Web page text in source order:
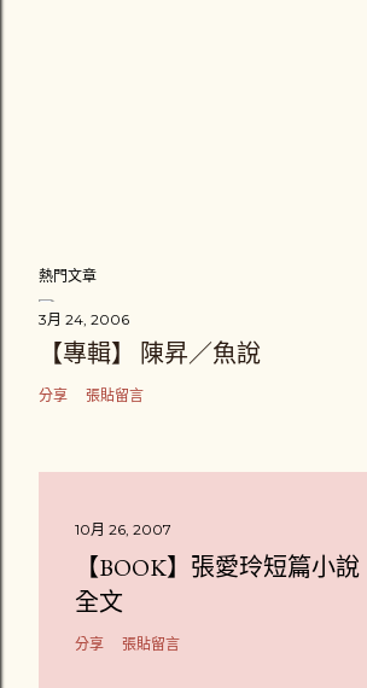
熱門文章
3月 24, 2006
【專輯】 陳昇／魚說
分享 張貼留言
10月 26, 2007
【BOOK】張愛玲短篇小說
全文
分享 張貼留言